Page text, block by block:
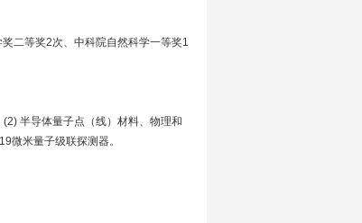
二等奖2次、中科院自然科学一等奖1
半导体量子点（线）材料、物理和
微米量子级联探测器。